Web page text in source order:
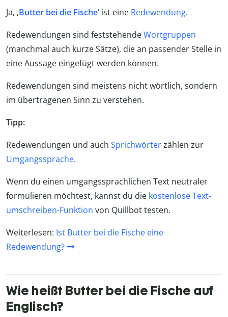
Ja, ‚Butter bei die Fische‘ ist eine Redewendung.
Redewendungen sind feststehendeWortgruppen
(manchmal auch kurze Sätze), die an passender Stelle in
eine Aussage eingefügt werden können.
Redewendungen sind meistens nicht wörtlich, sondern
im übertragenen Sinn zu verstehen.
Tipp:
Redewendungen und auch Sprichwörterzählen zur
Umgangssprache.
Wenn du einen umgangssprachlichen Text neutraler
formulieren möchtest, kannst du die kostenlose Text-
umschreiben-Funktion von Quillbot testen.
Weiterlesen: Ist Butter bei die Fische eine
Redewendung?
Wie heißt Butter bei die Fische auf
Englisch?